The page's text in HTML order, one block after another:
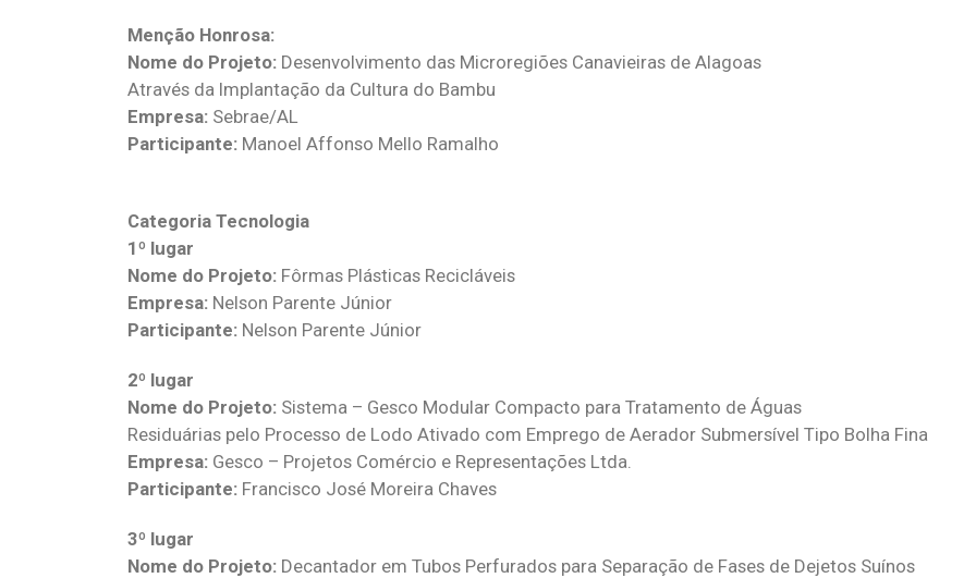
Menção Honrosa:
Nome do Projeto: Desenvolvimento das Microregiões Canavieiras de Alagoas
Através da Implantação da Cultura do Bambu
Empresa: Sebrae/AL
Participante: Manoel Affonso Mello Ramalho
Categoria Tecnologia
1º lugar
Nome do Projeto: Fôrmas Plásticas Recicláveis
Empresa: Nelson Parente Júnior
Participante: Nelson Parente Júnior
2º lugar
Nome do Projeto: Sistema – Gesco Modular Compacto para Tratamento de Águas
Residuárias pelo Processo de Lodo Ativado com Emprego de Aerador Submersível Tipo Bolha Fina
Empresa: Gesco – Projetos Comércio e Representações Ltda.
Participante: Francisco José Moreira Chaves
3º lugar
Nome do Projeto: Decantador em Tubos Perfurados para Separação de Fases de Dejetos Suínos